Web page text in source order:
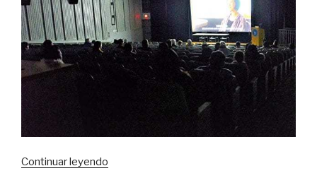
Continuar leyendo